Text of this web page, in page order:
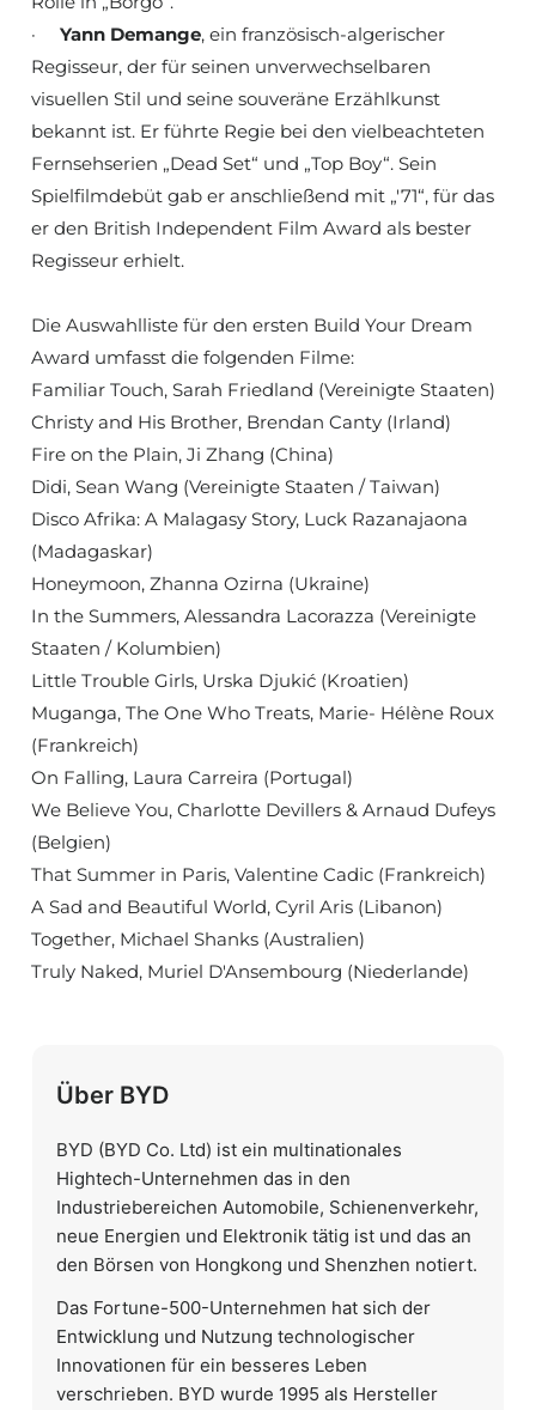
·Yann Demange, ein französisch-algerischer
Regisseur, der für seinen unverwechselbaren
visuellen Stil und seine souveräne Erzählkunst
bekannt ist. Er führte Regie bei den vielbeachteten
Fernsehserien „Dead Set“ und „Top Boy“. Sein
Spielfilmdebüt gab er anschließend mit „'71“, für das
er den British Independent Film Award als bester
Regisseur erhielt.
Die Auswahlliste für den ersten Build Your Dream
Award umfasst die folgenden Filme:
Familiar Touch, Sarah Friedland (Vereinigte Staaten)
Christy and His Brother, Brendan Canty (Irland)
Fire on the Plain, Ji Zhang (China)
Didi, Sean Wang (Vereinigte Staaten / Taiwan)
Disco Afrika: A Malagasy Story, Luck Razanajaona
(Madagaskar)
Honeymoon, Zhanna Ozirna (Ukraine)
In the Summers, Alessandra Lacorazza (Vereinigte
Staaten / Kolumbien)
Little Trouble Girls, Urska Djukić (Kroatien)
Muganga, The One Who Treats, Marie- Hélène Roux
(Frankreich)
On Falling, Laura Carreira (Portugal)
We Believe You, Charlotte Devillers & Arnaud Dufeys
(Belgien)
That Summer in Paris, Valentine Cadic (Frankreich)
A Sad and Beautiful World, Cyril Aris (Libanon)
Together, Michael Shanks (Australien)
Truly Naked, Muriel D'Ansembourg (Niederlande)
Über BYD
BYD (BYD Co. Ltd) ist ein multinationales
Hightech-Unternehmen das in den
Industriebereichen Automobile, Schienenverkehr,
neue Energien und Elektronik tätig ist und das an
den Börsen von Hongkong und Shenzhen notiert.
Das Fortune-500-Unternehmen hat sich der
Entwicklung und Nutzung technologischer
Innovationen für ein besseres Leben
verschrieben. BYD wurde 1995 als Hersteller